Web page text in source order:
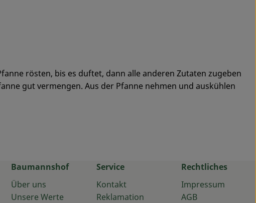
rösten, bis es duftet, dann alle anderen Zutaten zugeben
gut vermengen. Aus der Pfanne nehmen und auskühlen
Baumannshof
Über uns
Unsere Werte
Service
Kontakt
Reklamation
Rechtliches
Impressum
AGB